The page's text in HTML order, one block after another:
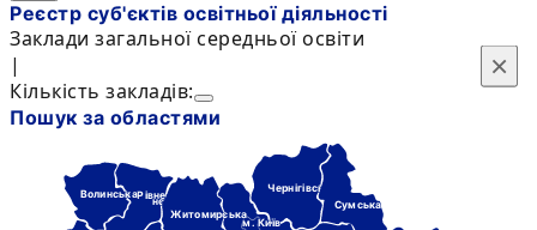
×
Реєстр суб'єктів освітньої діяльності
Заклади загальної середньої освіти
|
Кількість закладів:
Пошук за областями
Чернігівська
м. Київ
Рівне-
нська Сумська
Волинська
Житомирська
×